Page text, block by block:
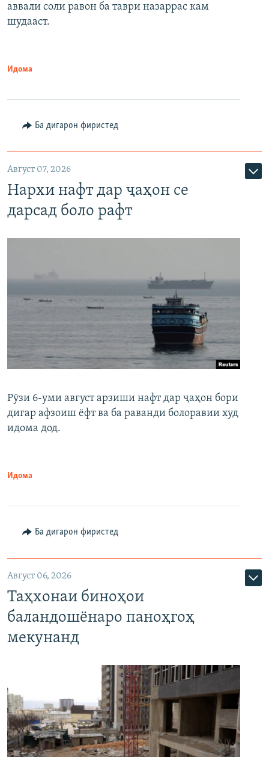
аввали соли равон ба таври назаррас кам
шудааст.
Идома
Ба дигарон фиристед
Август 07, 2026
Нархи нафт дар ҷаҳон се
дарсад боло рафт
Рӯзи 6-уми август арзиши нафт дар ҷаҳон бори
дигар афзоиш ёфт ва ба раванди болоравии худ
идома дод.
Идома
Ба дигарон фиристед
Август 06, 2026
Таҳхонаи биноҳои
баландошёнаро паноҳгоҳ
мекунанд